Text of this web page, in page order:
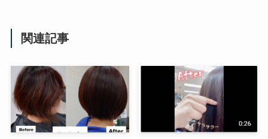
関連記事